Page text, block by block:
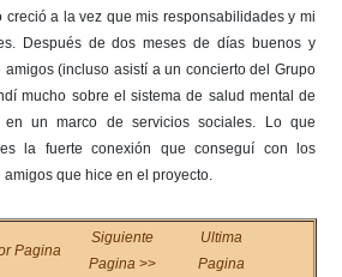
creció a la vez que mis responsabilidades y mi
Después de dos meses de días buenos y
(incluso asistí a un concierto del Grupo
mucho sobre el sistema de salud mental de
un marco de servicios sociales. Lo que
la fuerte conexión que conseguí con los
que hice en el proyecto.
Pagina
Siguiente
Pagina >>
Ultima
Pagina